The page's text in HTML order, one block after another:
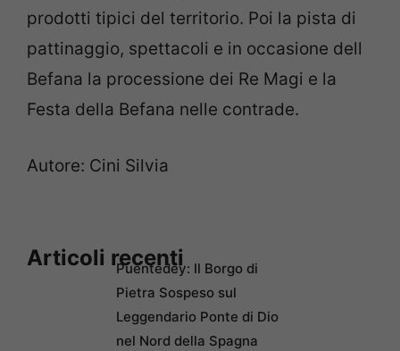
prodotti tipici del territorio. Poi la pista di
pattinaggio, spettacoli e in occasione dell
Befana la processione dei Re Magi e la
Festa della Befana nelle contrade.
Autore: Cini Silvia
Articoli recentiPuentedey: Il Borgo di
Pietra Sospeso sul
Leggendario Ponte di Dio
nel Nord della Spagna